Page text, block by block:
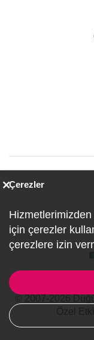
Özel
Çerezler
için çerezler
çerezlere izin